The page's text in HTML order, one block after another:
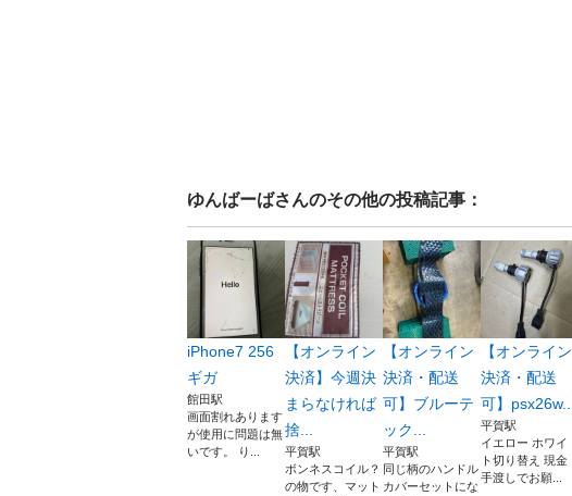
ゆんばーばさんのその他の投稿記事：
iPhone7 256
ギガ
館田駅
画面割れあります
が使用に問題は無
いです。 り...
【オンライン
決済】今週決
まらなければ
捨...
平賀駅
ボンネスコイル？
の物です、マット
【オンライン
決済・配送
可】ブルーテ
ック...
平賀駅
同じ柄のハンドル
カバーセットにな
【オンライン
決済・配送
可】psx26w...
平賀駅
イエロー ホワイ
ト切り替え 現金
手渡しでお願...